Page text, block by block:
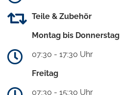
Teile & Zubehör
Montag bis Donnerstag
07:30 - 17:30 Uhr
Freitag
07:30 - 15:30 Uhr